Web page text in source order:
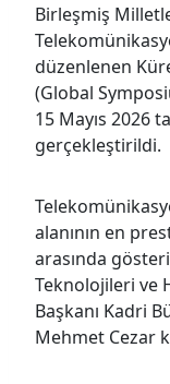
Birleşmiş
düzenlenen
(Global
15 Mayıs 2026
gerçekleştirildi.
alanının en
arasında
Teknolojileri ve
Başkanı Kadri
Mehmet Cezar